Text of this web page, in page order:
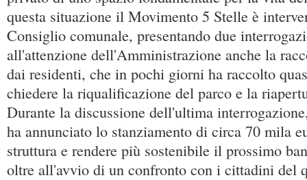
questa situazione il Movimento 5 Stelle è
Consiglio comunale, presentando due
all'attenzione dell'Amministrazione anche la
dai residenti, che in pochi giorni ha raccolto
chiedere la riqualificazione del parco e la
Durante la discussione dell'ultima
ha annunciato lo stanziamento di circa 70 mila
struttura e rendere più sostenibile il prossimo
oltre all'avvio di un confronto con i cittadini del